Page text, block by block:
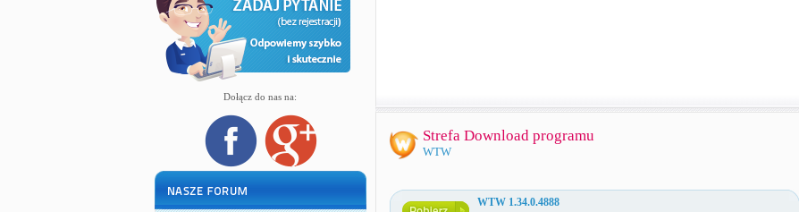
Dołącz do nas na:
Strefa Download programu
WTW
WTW 1.34.0.4888